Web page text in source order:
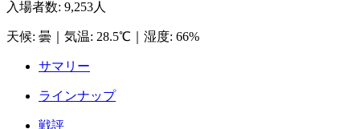
入場者数: 9,253人
天候: 曇 気温: 28.5℃ 湿度: 66%
サマリー
ラインナップ
戦評